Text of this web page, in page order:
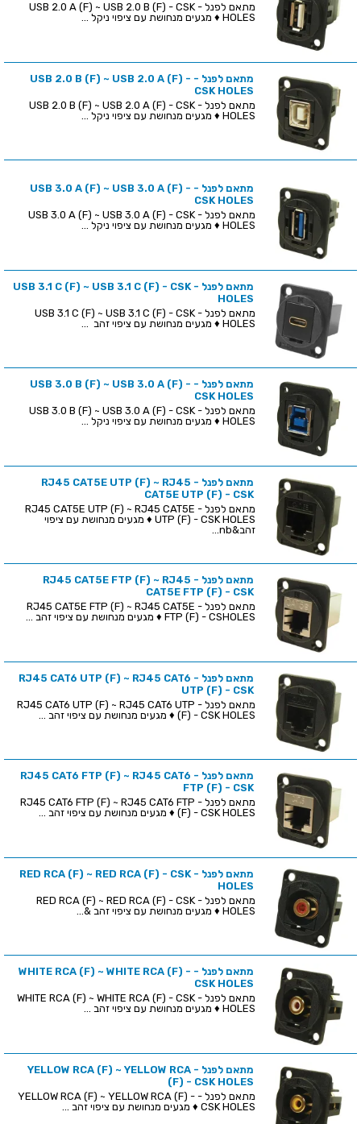
מתאם לפנל - USB 2.0 A (F) ~ USB 2.0 B (F) - CSK
HOLES ♦ מגעים מנחושת עם ציפוי ניקל ...
מתאם לפנל - USB 2.0 B (F) ~ USB 2.0 A (F) -
CSK HOLES
מתאם לפנל - USB 2.0 B (F) ~ USB 2.0 A (F) - CSK
HOLES ♦ מגעים מנחושת עם ציפוי ניקל ...
מתאם לפנל - USB 3.0 A (F) ~ USB 3.0 A (F) -
CSK HOLES
מתאם לפנל - USB 3.0 A (F) ~ USB 3.0 A (F) - CSK
HOLES ♦ מגעים מנחושת עם ציפוי ניקל ...
מתאם לפנל - USB 3.1 C (F) ~ USB 3.1 C (F) - CSK
HOLES
מתאם לפנל - USB 3.1 C (F) ~ USB 3.1 C (F) - CSK
HOLES ♦ מגעים מנחושת עם ציפוי זהב ...
מתאם לפנל - USB 3.0 B (F) ~ USB 3.0 A (F) -
CSK HOLES
מתאם לפנל - USB 3.0 B (F) ~ USB 3.0 A (F) - CSK
HOLES ♦ מגעים מנחושת עם ציפוי ניקל ...
מתאם לפנל - RJ45 CAT5E UTP (F) ~ RJ45
CAT5E UTP (F) - CSK
מתאם לפנל - RJ45 CAT5E UTP (F) ~ RJ45 CAT5E
UTP (F) - CSK HOLES ♦ מגעים מנחושת עם ציפוי
זהב&nb...
מתאם לפנל - RJ45 CAT5E FTP (F) ~ RJ45
CAT5E FTP (F) - CSK
מתאם לפנל - RJ45 CAT5E FTP (F) ~ RJ45 CAT5E
FTP (F) - CSHOLES ♦ מגעים מנחושת עם ציפוי זהב ...
מתאם לפנל - RJ45 CAT6 UTP (F) ~ RJ45 CAT6
UTP (F) - CSK
מתאם לפנל - RJ45 CAT6 UTP (F) ~ RJ45 CAT6 UTP
(F) - CSK HOLES ♦ מגעים מנחושת עם ציפוי זהב ...
מתאם לפנל - RJ45 CAT6 FTP (F) ~ RJ45 CAT6
FTP (F) - CSK
מתאם לפנל - RJ45 CAT6 FTP (F) ~ RJ45 CAT6 FTP
(F) - CSK HOLES ♦ מגעים מנחושת עם ציפוי זהב ...
מתאם לפנל - RED RCA (F) ~ RED RCA (F) - CSK
HOLES
מתאם לפנל - RED RCA (F) ~ RED RCA (F) - CSK
HOLES ♦ מגעים מנחושת עם ציפוי זהב &...
מתאם לפנל - WHITE RCA (F) ~ WHITE RCA (F) -
CSK HOLES
מתאם לפנל - WHITE RCA (F) ~ WHITE RCA (F) - CSK
HOLES ♦ מגעים מנחושת עם ציפוי זהב ...
מתאם לפנל - YELLOW RCA (F) ~ YELLOW RCA
(F) - CSK HOLES
מתאם לפנל - YELLOW RCA (F) ~ YELLOW RCA (F) -
CSK HOLES ♦ מגעים מנחושת עם ציפוי זהב ...